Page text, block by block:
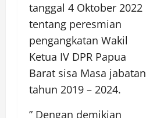
tanggal 4 Oktober 2022
tentang peresmian
pengangkatan Wakil
Ketua IV DPR Papua
Barat sisa Masa jabatan
tahun 2019 – 2024.
” Dengan demikian